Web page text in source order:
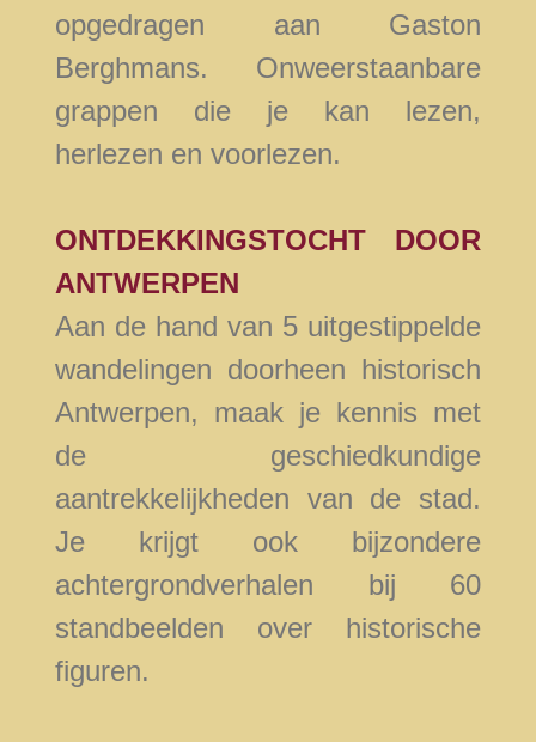
opgedragen aan Gaston
Berghmans. Onweerstaanbare
grappen die je kan lezen,
herlezen en voorlezen.
ONTDEKKINGSTOCHT DOOR
ANTWERPEN
Aan de hand van 5 uitgestippelde
wandelingen doorheen historisch
Antwerpen, maak je kennis met
de geschiedkundige
aantrekkelijkheden van de stad.
Je krijgt ook bijzondere
achtergrondverhalen bij 60
standbeelden over historische
figuren.